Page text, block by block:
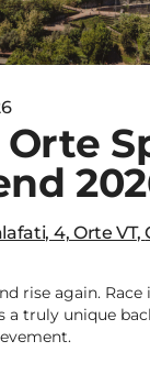
Orte
4, Orte VT,
rise again.
a truly unique